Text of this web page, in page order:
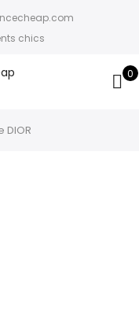
chics
0
DIOR